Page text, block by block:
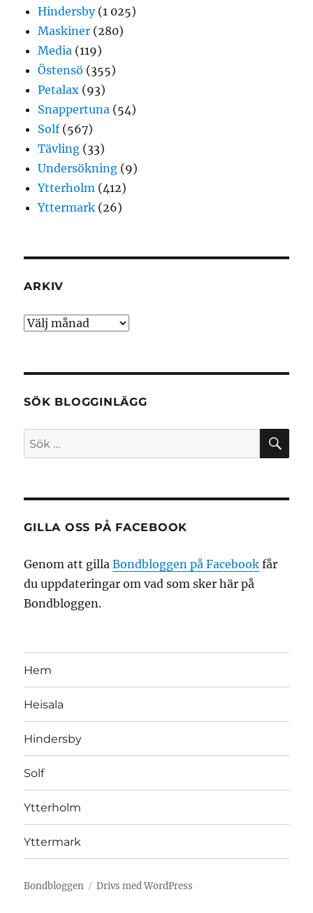
Hindersby(1 025)
Maskiner (280)
Media (119)
Östensö (355)
Petalax (93)
Snappertuna (54)
Solf(567)
Tävling (33)
Undersökning (9)
Ytterholm (412)
Yttermark (26)
ARKIV
Arkiv
SÖK BLOGGINLÄGG
Sök
efter:
GILLA OSS PÅ FACEBOOK
Genom att gillaBondbloggen på Facebook får
du uppdateringar om vad som sker här på
Bondbloggen.
Hem
Heisala
Hindersby
Solf
Ytterholm
Yttermark
Bondbloggen Drivs med WordPress